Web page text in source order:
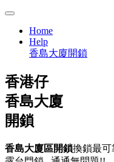
Home
Help
香島大廈開鎖
香港仔
香島大廈
開鎖
香島大廈區開鎖換鎖最可